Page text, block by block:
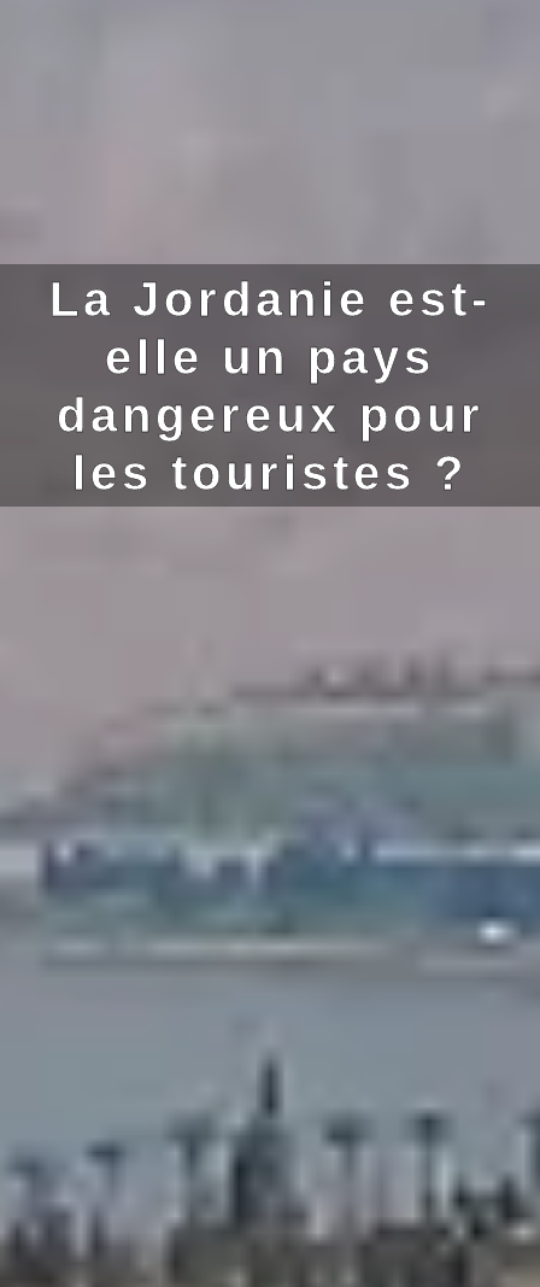
La Jordanie est-
elle un pays
dangereux pour
les touristes ?